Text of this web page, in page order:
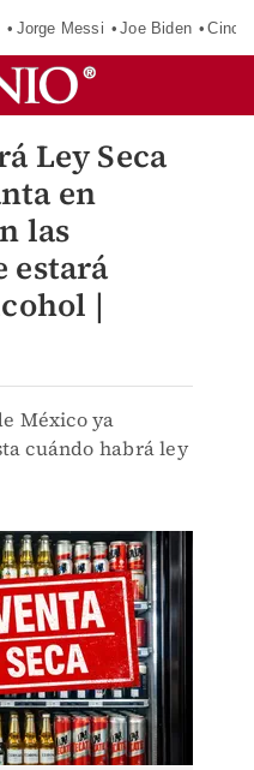
Jorge Messi Joe Biden
Ley Seca
en
las
estará
|
México ya
cuándo habrá ley